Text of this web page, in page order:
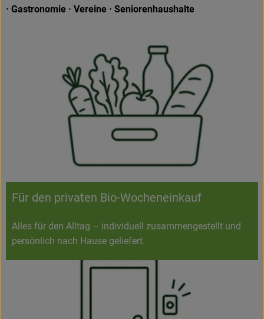
· Gastronomie · Vereine · Seniorenhaushalte
Für den privaten Bio-Wocheneinkauf
Alles für den Alltag – individuell zusammengestellt und
persönlich nach Hause geliefert.